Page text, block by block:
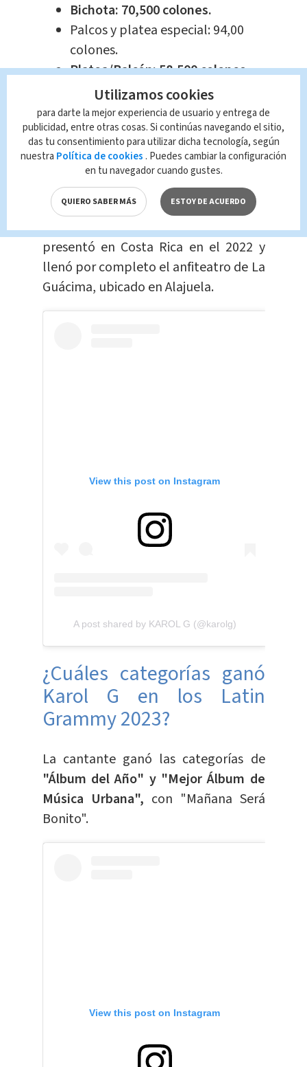
Bichota: 70,500 colones.
Palcos y platea especial: 94,00
colones.
Platea/Balcón: 58,500 colones.
Sombra este y oeste: 41,000
colones.
Mañana Será Bonito: 35,500
colones.
Los costarricenses se encuentran
ansiosos por el concierto de “La
Bichota”, debido a que la misma se
presentó en Costa Rica en el 2022 y
llenó por completo el anfiteatro de La
Guácima, ubicado en Alajuela.
View this post on Instagram
A post shared by KAROL G (@karolg)
¿Cuáles categorías ganó
Karol G en los Latin
Grammy 2023?
La cantante ganó las categorías de
"Álbum del Año" y "Mejor Álbum de
Música Urbana", con "Mañana Será
Bonito".
View this post on Instagram
Utilizamos cookies
para darte la mejor experiencia de usuario y entrega de
publicidad, entre otras cosas. Si continúas navegando el sitio,
das tu consentimiento para utilizar dicha tecnología, según
nuestra Política de cookies . Puedes cambiar la configuración
en tu navegador cuando gustes.
QUIERO SABER MÁS ESTOY DE ACUERDO